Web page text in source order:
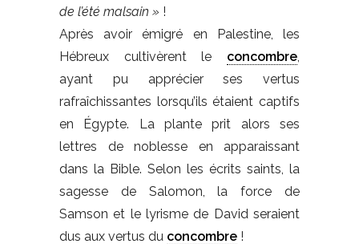
de l’été malsain » !
Après avoir émigré en Palestine, les
Hébreux cultivèrent le concombre,
ayant pu apprécier ses vertus
rafraîchissantes lorsqu’ils étaient captifs
en Égypte. La plante prit alors ses
lettres de noblesse en apparaissant
dans la Bible. Selon les écrits saints, la
sagesse de Salomon, la force de
Samson et le lyrisme de David seraient
dus aux vertus du concombre !